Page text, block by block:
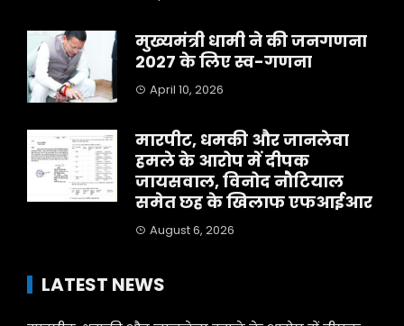
मुख्यमंत्री धामी ने की जनगणना
2027 के लिए स्व-गणना
April 10, 2026
मारपीट, धमकी और जानलेवा
हमले के आरोप में दीपक
जायसवाल, विनोद नौटियाल
समेत छह के खिलाफ एफआईआर
August 6, 2026
LATEST NEWS